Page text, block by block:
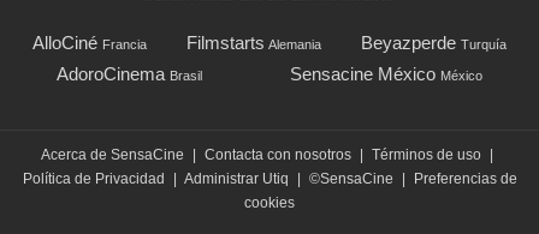
AlloCiné Francia Filmstarts Alemania Beyazperde Turquía
AdoroCinema Brasil Sensacine México México
Acerca de SensaCine | Contacta con nosotros | Términos de uso |
Política de Privacidad
| Administrar Utiq | ©SensaCine |
Preferencias de
cookies